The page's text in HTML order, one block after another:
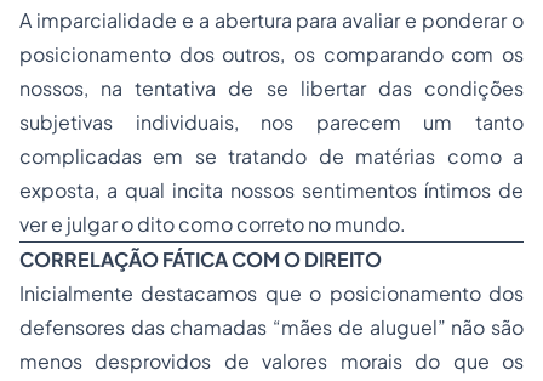
A imparcialidade e a abertura para avaliar e ponderar o
posicionamento dos outros, os comparando com os
nossos, na tentativa de se libertar das condições
subjetivas individuais, nos parecem um tanto
complicadas em se tratando de matérias como a
exposta, a qual incita nossos sentimentos íntimos de
ver e julgar o dito como correto no mundo.
CORRELAÇÃO FÁTICA COM O DIREITO
Inicialmente destacamos que o posicionamento dos
defensores das chamadas “mães de aluguel” não são
menos desprovidos de valores morais do que os